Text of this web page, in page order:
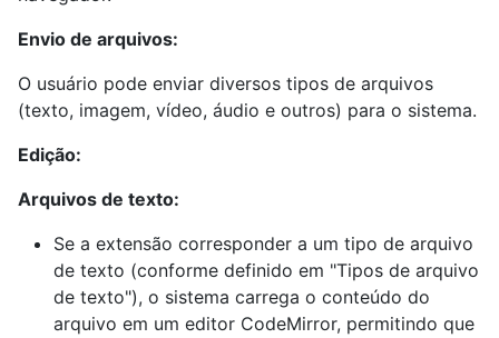
Envio de arquivos:
O usuário pode enviar diversos tipos de arquivos
(texto, imagem, vídeo, áudio e outros) para o sistema.
Edição:
Arquivos de texto:
Se a extensão corresponder a um tipo de arquivo
de texto (conforme definido em "Tipos de arquivo
de texto"), o sistema carrega o conteúdo do
arquivo em um editor CodeMirror, permitindo que